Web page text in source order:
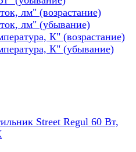
лм" (возрастание)
лм" (убывание)
К" (возрастание)
К" (убывание)
Street Regul 60 Вт,